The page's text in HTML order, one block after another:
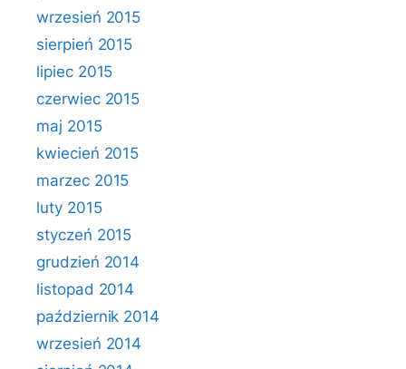
wrzesień 2015
sierpień 2015
lipiec 2015
czerwiec 2015
maj 2015
kwiecień 2015
marzec 2015
luty 2015
styczeń 2015
grudzień 2014
listopad 2014
październik 2014
wrzesień 2014